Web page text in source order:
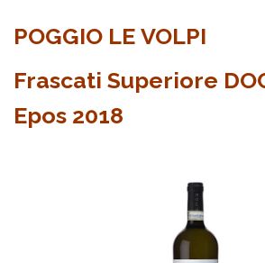
POGGIO LE VOLPI
Frascati Superiore
Epos 2018